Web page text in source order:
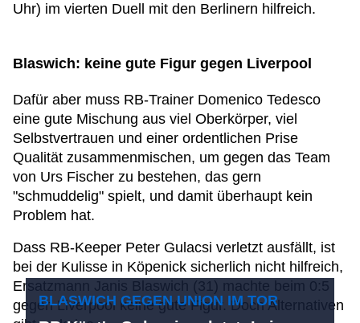
Uhr) im vierten Duell mit den Berlinern hilfreich.
Blaswich: keine gute Figur gegen Liverpool
Dafür aber muss RB-Trainer Domenico Tedesco
eine gute Mischung aus viel Oberkörper, viel
Selbstvertrauen und einer ordentlichen Prise
Qualität zusammenmischen, um gegen das Team
von Urs Fischer zu bestehen, das gern
"schmuddelig" spielt, und damit überhaupt kein
Problem hat.
Dass RB-Keeper Peter Gulacsi verletzt ausfällt, ist
bei der Kulisse in Köpenick sicherlich nicht hilfreich,
Ersatzmann Janis Blaswich (31) machte beim 0:5
gegen Liverpool keine gute Figur. Doch Alternativen
BLASWICH GEGEN UNION IM TOR